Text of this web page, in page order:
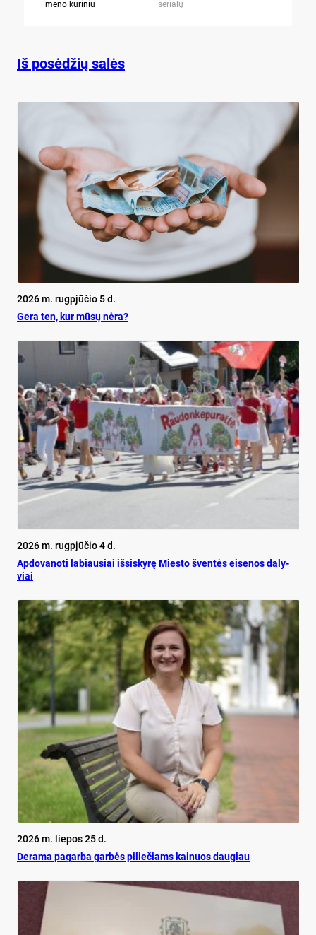
meno kūriniu
serialų
Iš posėdžių salės
2026 m. rugpjūčio 5 d.
Ge­ra ten, kur mū­sų nė­ra?
2026 m. rugpjūčio 4 d.
Ap­do­va­no­ti la­biau­siai iš­si­sky­rę Mies­to šven­tės ei­se­nos da­ly­
viai
2026 m. liepos 25 d.
De­ra­ma pa­gar­ba gar­bės pi­lie­čiams kai­nuos dau­giau